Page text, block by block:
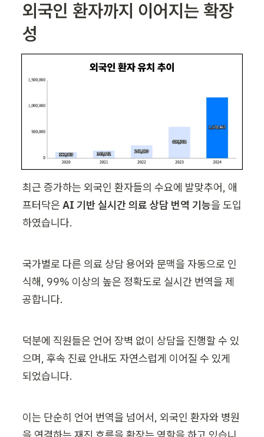
외국인 환자까지 이어지는 확장
성
최근 증가하는 외국인 환자들의 수요에 발맞추어, 애
프터닥은 AI 기반 실시간 의료 상담 번역 기능을 도입
하였습니다.
국가별로 다른 의료 상담 용어와 문맥을 자동으로 인
식해, 99% 이상의 높은 정확도로 실시간 번역을 제
공합니다.
덕분에 직원들은 언어 장벽 없이 상담을 진행할 수 있
으며, 후속 진료 안내도 자연스럽게 이어질 수 있게
되었습니다.
이는 단순히 언어 번역을 넘어서, 외국인 환자와 병원